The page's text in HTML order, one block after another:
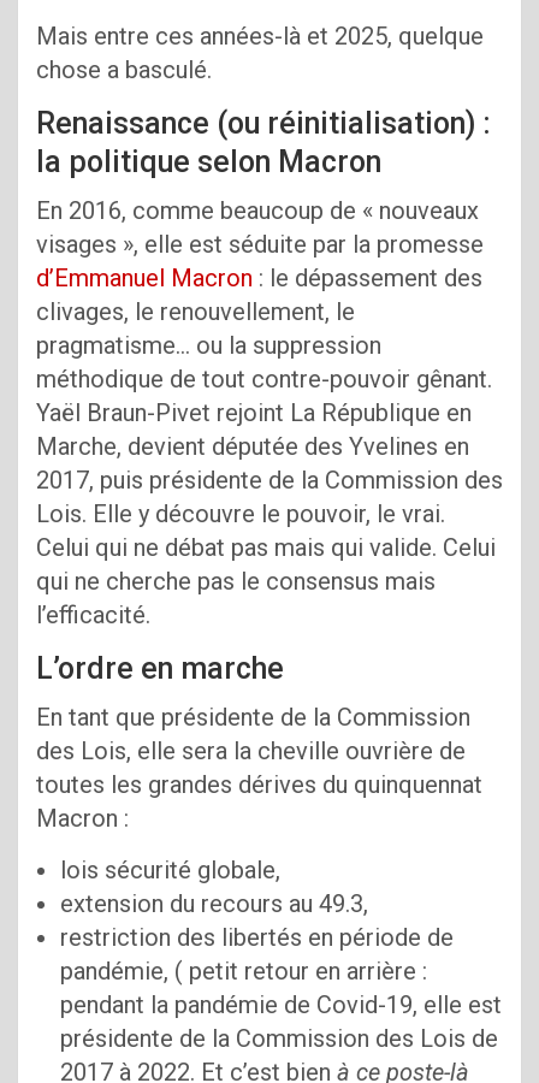
Mais entre ces années-là et 2025, quelque
chose a basculé.
Renaissance (ou réinitialisation) :
la politique selon Macron
En 2016, comme beaucoup de « nouveaux
visages », elle est séduite par la promesse
d’Emmanuel Macron : le dépassement des
clivages, le renouvellement, le
pragmatisme… ou la suppression
méthodique de tout contre-pouvoir gênant.
Yaël Braun-Pivet rejoint La République en
Marche, devient députée des Yvelines en
2017, puis présidente de la Commission des
Lois. Elle y découvre le pouvoir, le vrai.
Celui qui ne débat pas mais qui valide. Celui
qui ne cherche pas le consensus mais
l’efficacité.
L’ordre en marche
En tant que présidente de la Commission
des Lois, elle sera la cheville ouvrière de
toutes les grandes dérives du quinquennat
Macron :
lois sécurité globale,
extension du recours au 49.3,
restriction des libertés en période de
pandémie, ( petit retour en arrière :
pendant la pandémie de Covid-19, elle est
présidente de la Commission des Lois de
2017 à 2022. Et c’est bien à ce poste-là